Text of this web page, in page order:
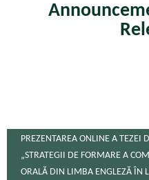
PREZENTAREA ONLINE A TEZEI
„STRATEGII DE FORMARE A
ORALĂ DIN LIMBA ENGLEZĂ ÎN